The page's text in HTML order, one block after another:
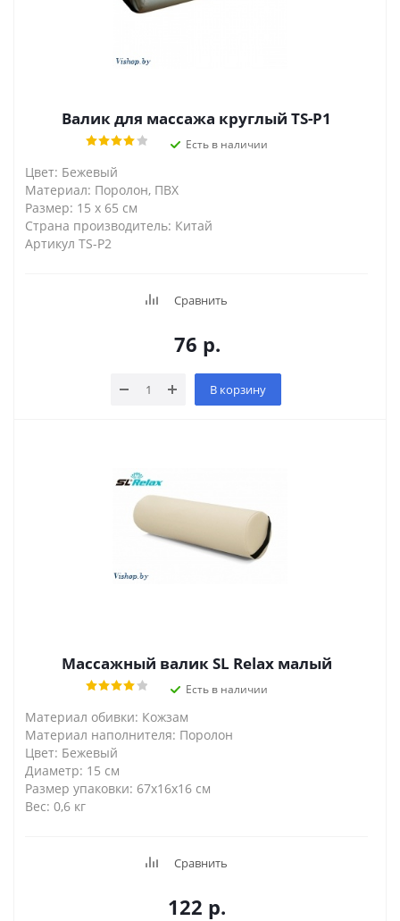
Валик для массажа круглый TS-P1
Есть в наличии
Цвет: Бежевый
Материал: Поролон, ПВХ
Размер: 15 х 65 см
Страна производитель: Китай
Артикул TS-P2
Сравнить
76 р.
В корзину
Массажный валик SL Relax малый
Есть в наличии
Материал обивки: Кожзам
Материал наполнителя: Поролон
Цвет: Бежевый
Диаметр: 15 см
Размер упаковки: 67x16x16 см
Вес: 0,6 кг
Сравнить
122 р.